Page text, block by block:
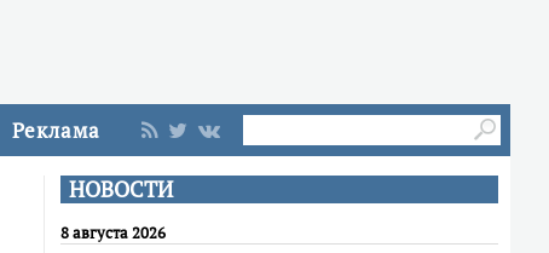
Реклама
НОВОСТИ
8 августа 2026